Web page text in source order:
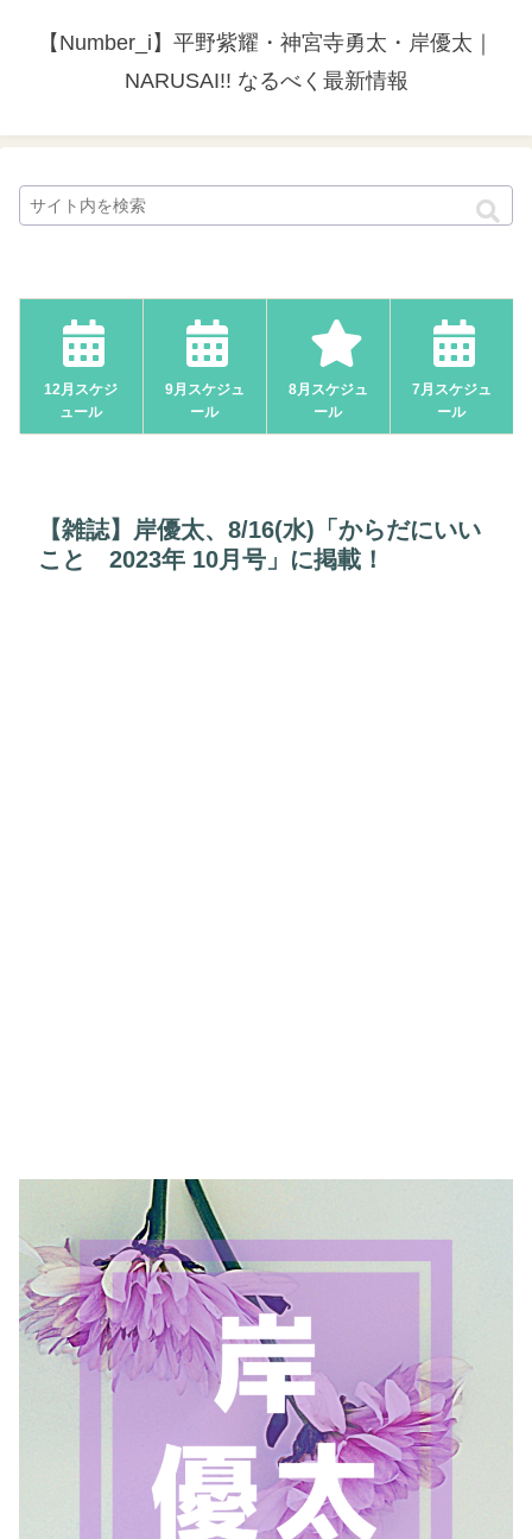
【Number_i】平野紫耀・神宮寺勇太・岸優太｜
NARUSAI!! なるべく最新情報
12月スケジ
ュール
9月スケジュ
ール
8月スケジュ
ール
7月スケジュ
ール
【雑誌】岸優太、8/16(水)「からだにいい
こと 2023年 10月号」に掲載！